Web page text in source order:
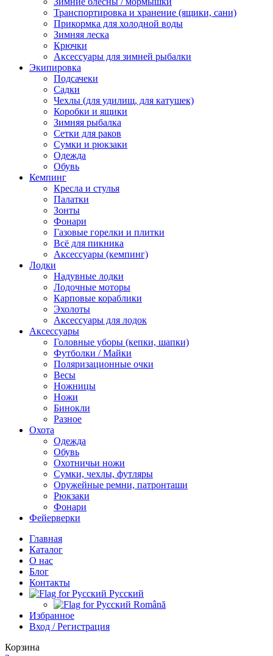
Транспортировка и хранение (ящики, сани)
Прикормка для холодной воды
Зимняя леска
Крючки
Аксессуары для зимней рыбалки
Экипировка
Подсачеки
Садки
Чехлы (для удилищ, для катушек)
Коробки и ящики
Зимняя рыбалка
Сетки для раков
Сумки и рюкзаки
Одежда
Обувь
Кемпинг
Кресла и стулья
Палатки
Зонты
Фонари
Газовые горелки и плитки
Всё для пикника
Аксессуары (кемпинг)
Лодки
Надувные лодки
Лодочные моторы
Карповые кораблики
Эхолоты
Аксессуары для лодок
Аксессуары
Головные уборы (кепки, шапки)
Футболки / Майки
Поляризационные очки
Весы
Ножницы
Ножи
Бинокли
Разное
Охота
Одежда
Обувь
Охотничьи ножи
Сумки, чехлы, футляры
Оружейные ремни, патронташи
Рюкзаки
Фонари
Фейерверки
Главная
Каталог
О нас
Блог
Контакты
Русский
Română
Избранное
Вход / Регистрация
Корзина